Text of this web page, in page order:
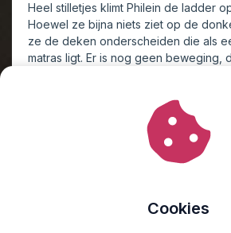
Heel stilletjes klimt Philein de ladder
Hoewel ze bijna niets ziet op de
ze de deken onderscheiden die als
matras ligt. Er is nog geen beweging,
Philein zet haar knie op de vloer en
vliering op om haar koffer te bereiken
strook naast het matras. Het hout
gewicht en een kort moment houdt ze
Op de tast grijpt ze een spijkerbroek,
Cookies